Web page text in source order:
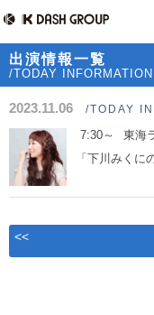
出演情報一覧
/TODAY INFORMATION
2023.11.06 /TODAY
7:30～
東海
「下川みく
<<